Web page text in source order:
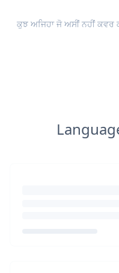
ਕੁਝ ਅਜਿਹਾ ਜੋ ਅਸੀਂ ਨਹੀਂ ਕਵਰ